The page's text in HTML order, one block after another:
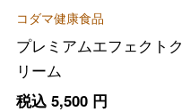
コダマ健康食品
プレミアムエフェクトク
リーム
税込 5,500円